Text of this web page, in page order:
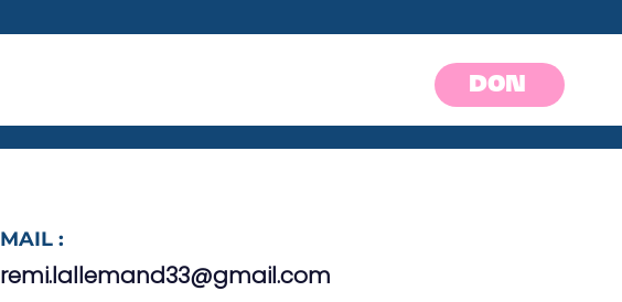
DON
remi.lallemand33@gmail.com
MAIL :